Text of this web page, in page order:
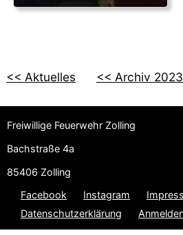
<< Aktuelles << Archiv 2023
Freiwillige Feuerwehr Zolling
Bachstraße 4a
85406 Zolling
Facebook
Instagram
Datenschutzerklärung